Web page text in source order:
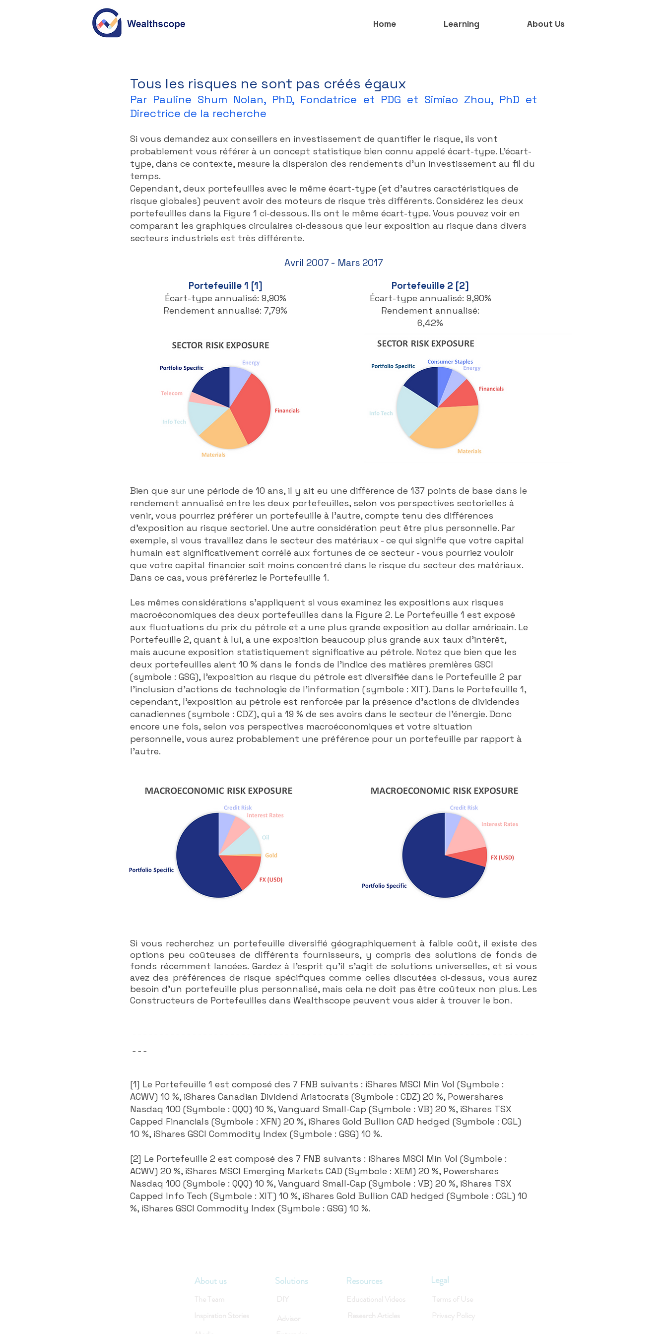
Home Learning About Us
Tous les risques ne sont pas créés égaux
Par Pauline Shum Nolan, PhD, Fondatrice et PDG et Simiao Zhou, PhD et
Directrice de la recherche
Si vous demandez aux conseillers en investissement de quantifier le risque, ils vont
probablement vous référer à un concept statistique bien connu appelé écart-type. L'écart-
type, dans ce contexte, mesure la dispersion des rendements d'un investissement au fil du
temps.
Cependant, deux portefeuilles avec le même écart-type (et d'autres caractéristiques de
risque globales) peuvent avoir des moteurs de risque très différents. Considérez les deux
portefeuilles dans la Figure 1 ci-dessous. Ils ont le même écart-type. Vous pouvez voir en
comparant les graphiques circulaires ci-dessous que leur exposition au risque dans divers
secteurs industriels est très différente.
Avril 2007 - Mars 2017
Portefeuille 1 [1]
Écart-type annualisé: 9,90%
Rendement annualisé: 7,79%
Portefeuille 2 [2]
Écart-type annualisé: 9,90%
Rendement annualisé:
6,42%
Bien que sur une période de 10 ans, il y ait eu une différence de 137 points de base dans le
rendement annualisé entre les deux portefeuilles, selon vos perspectives sectorielles à
venir, vous pourriez préférer un portefeuille à l'autre, compte tenu des différences
d'exposition au risque sectoriel. Une autre considération peut être plus personnelle. Par
exemple, si vous travaillez dans le secteur des matériaux - ce qui signifie que votre capital
humain est significativement corrélé aux fortunes de ce secteur - vous pourriez vouloir
que votre capital financier soit moins concentré dans le risque du secteur des matériaux.
Dans ce cas, vous préféreriez le Portefeuille 1.
Les mêmes considérations s'appliquent si vous examinez les expositions aux risques
macroéconomiques des deux portefeuilles dans la Figure 2. Le Portefeuille 1 est exposé
aux fluctuations du prix du pétrole et a une plus grande exposition au dollar américain. Le
Portefeuille 2, quant à lui, a une exposition beaucoup plus grande aux taux d'intérêt,
mais aucune exposition statistiquement significative au pétrole. Notez que bien que les
deux portefeuilles aient 10 % dans le fonds de l'indice des matières premières GSCI
(symbole : GSG), l'exposition au risque du pétrole est diversifiée dans le Portefeuille 2 par
l'inclusion d'actions de technologie de l'information (symbole : XIT). Dans le Portefeuille 1,
cependant, l'exposition au pétrole est renforcée par la présence d'actions de dividendes
canadiennes (symbole : CDZ), qui a 19 % de ses avoirs dans le secteur de l'énergie. Donc
encore une fois, selon vos perspectives macroéconomiques et votre situation
personnelle, vous aurez probablement une préférence pour un portefeuille par rapport à
l'autre.
Si vous recherchez un portefeuille diversifié géographiquement à faible coût, il existe des
options peu coûteuses de différents fournisseurs, y compris des solutions de fonds de
fonds récemment lancées. Gardez à l'esprit qu'il s'agit de solutions universelles, et si vous
avez des préférences de risque spécifiques comme celles discutées ci-dessus, vous aurez
besoin d'un portefeuille plus personnalisé, mais cela ne doit pas être coûteux non plus. Les
Constructeurs de Portefeuilles dans Wealthscope peuvent vous aider à trouver le bon.
--------------------------------------------------------------------------
---
[1] Le Portefeuille 1 est composé des 7 FNB suivants : iShares MSCI Min Vol (Symbole :
ACWV) 10 %, iShares Canadian Dividend Aristocrats (Symbole : CDZ) 20 %, Powershares
Nasdaq 100 (Symbole : QQQ) 10 %, Vanguard Small-Cap (Symbole : VB) 20 %, iShares TSX
Capped Financials (Symbole : XFN) 20 %, iShares Gold Bullion CAD hedged (Symbole : CGL)
10 %, iShares GSCI Commodity Index (Symbole : GSG) 10 %.
[2] Le Portefeuille 2 est composé des 7 FNB suivants : iShares MSCI Min Vol (Symbole :
ACWV) 20 %, iShares MSCI Emerging Markets CAD (Symbole : XEM) 20 %, Powershares
Nasdaq 100 (Symbole : QQQ) 10 %, Vanguard Small-Cap (Symbole : VB) 20 %, iShares TSX
Capped Info Tech (Symbole : XIT) 10 %, iShares Gold Bullion CAD hedged (Symbole : CGL) 10
%, iShares GSCI Commodity Index (Symbole : GSG) 10 %.
About us
The Team
Inspiration Stories
Solutions
DIY
Resources
Educational Videos
Research Articles
Legal
Terms of Use
Privacy Policy
Advisor